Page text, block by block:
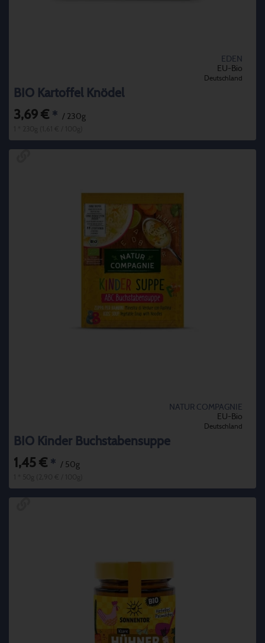
EDEN
EU-Bio
Deutschland
BIO Kartoffel Knödel
3,69 € * / 230g
NATUR COMPAGNIE
EU-Bio
Deutschland
BIO Kinder Buchstabensuppe
1,45 € * / 50g